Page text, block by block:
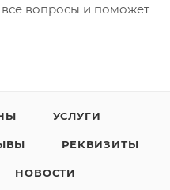
все вопросы и поможет
УСЛУГИ
РЕКВИЗИТЫ
НОВОСТИ